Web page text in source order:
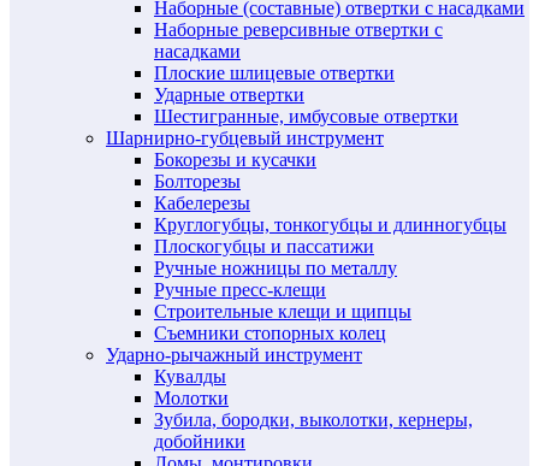
Наборные (составные) отвертки с насадками
Наборные реверсивные отвертки с
насадками
Плоские шлицевые отвертки
Ударные отвертки
Шестигранные, имбусовые отвертки
Шарнирно-губцевый инструмент
Бокорезы и кусачки
Болторезы
Кабелерезы
Круглогубцы, тонкогубцы и длинногубцы
Плоскогубцы и пассатижи
Ручные ножницы по металлу
Ручные пресс-клещи
Строительные клещи и щипцы
Съемники стопорных колец
Ударно-рычажный инструмент
Кувалды
Молотки
Зубила, бородки, выколотки, кернеры,
добойники